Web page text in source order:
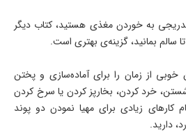
تدریجی به خوردن مغذی هستید، کتاب دیگر
سالم بمانید، گزینه‌ی بهتری است.
خوبی از زمان را برای آماده‌سازی و پختن
شستن، خرد کردن، بخارپز کردن یا سرخ کردن
کارهای زیادی برای مهیا نمودن دو پوند
دارید.